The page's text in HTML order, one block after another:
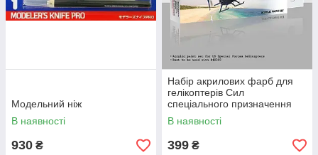
Модельний ніж
В наявності
930 ₴
Набір акрилових фарб для
гелікоптерів Сил
спеціального призначення
США
В наявності
399 ₴